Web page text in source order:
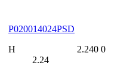
P020014024PSD
H
2.24
2.240 0